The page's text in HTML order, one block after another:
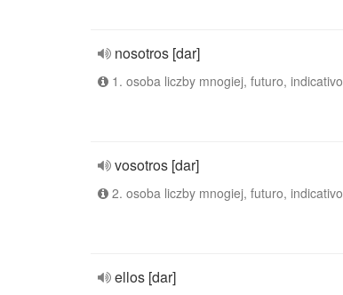
nosotros [dar]
1. osoba liczby mnogiej, futuro, indicativo
vosotros [dar]
2. osoba liczby mnogiej, futuro, indicativo
ellos [dar]